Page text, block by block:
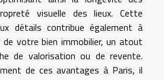
visuelle des lieux. Cette
détails contribue également à
votre bien immobilier, un atout
de valorisation ou de revente.
de ces avantages à Paris, il